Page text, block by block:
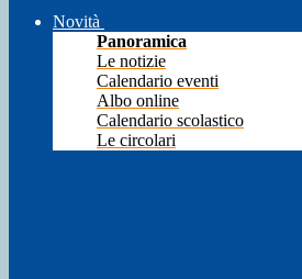
Novità
Panoramica
Le notizie
Calendario eventi
Albo online
Calendario scolastico
Le circolari